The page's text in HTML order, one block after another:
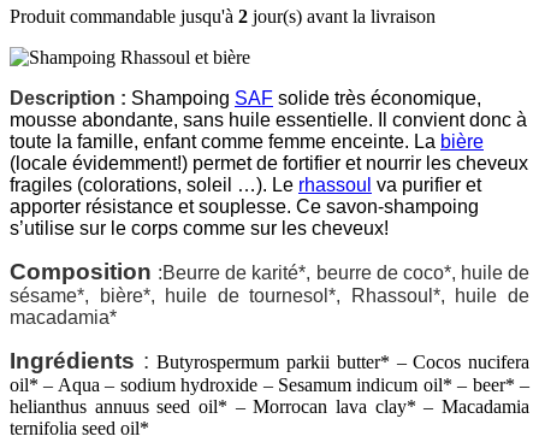
Produit commandable jusqu'à 2 jour(s) avant la livraison
Description : Shampoing SAF solide très économique,
mousse abondante, sans huile essentielle. Il convient donc à
toute la famille, enfant comme femme enceinte. La bière
(locale évidemment!) permet de fortifier et nourrir les cheveux
fragiles (colorations, soleil …). Le rhassoul va purifier et
apporter résistance et souplesse. Ce savon-shampoing
s’utilise sur le corps comme sur les cheveux!
Composition :Beurre de karité*, beurre de coco*, huile de
sésame*, bière*, huile de tournesol*, Rhassoul*, huile de
macadamia*
Ingrédients :Butyrospermum parkii butter* – Cocos nucifera
oil* – Aqua – sodium hydroxide – Sesamum indicum oil* – beer* –
helianthus annuus seed oil* – Morrocan lava clay* – Macadamia
ternifolia seed oil*